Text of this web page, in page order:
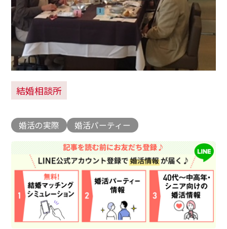
結婚相談所
婚活の実際 婚活パーティー